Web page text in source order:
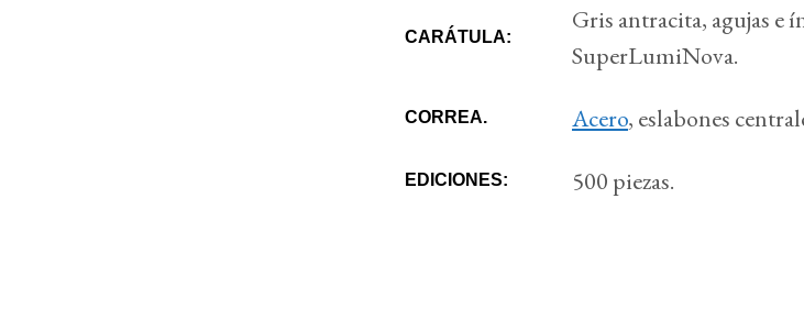
CARÁTULA:
Gris antracita, agujas e
SuperLumiNova.
CORREA. Acero, eslabones
EDICIONES: 500 piezas.